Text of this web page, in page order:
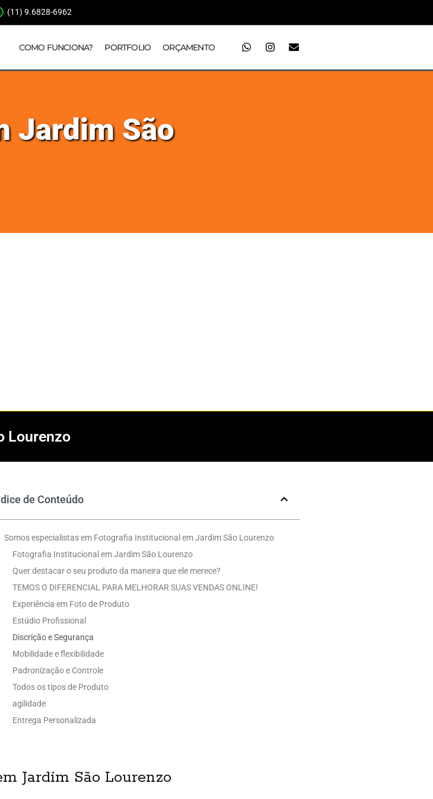
(11) 9.6828-6962
COMO FUNCIONA? PORTFOLIO ORÇAMENTO
Jardim São
Lourenzo
de Conteúdo
Somos especialistas em Fotografia Institucional em Jardim São Lourenzo
Fotografia Institucional em Jardim São Lourenzo
Quer destacar o seu produto da maneira que ele merece?
TEMOS O DIFERENCIAL PARA MELHORAR SUAS VENDAS ONLINE!
Experiência em Foto de Produto
Estúdio Profissional
Discrição e Segurança
Mobilidade e flexibilidade
Padronização e Controle
Todos os tipos de Produto
agilidade
Entrega Personalizada
Jardim São Lourenzo